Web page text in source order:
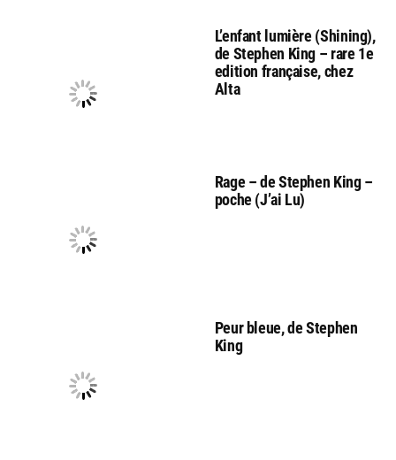
L’enfant lumière (Shining),
de Stephen King – rare 1e
edition française, chez
Alta
Rage – de Stephen King –
poche (J’ai Lu)
Peur bleue, de Stephen
King